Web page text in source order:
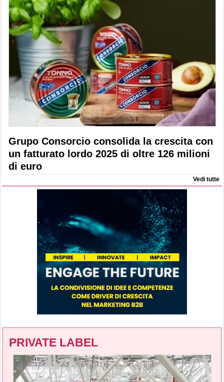
Grupo Consorcio consolida la crescita con
un fatturato lordo 2025 di oltre 126 milioni
di euro
Vedi tutte
PRIVATE LABEL